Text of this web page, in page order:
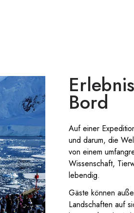
Bord
Auf einer
und darum, die
von einem
Wissenschaft,
lebendig.
Gäste können
Landschaften auf